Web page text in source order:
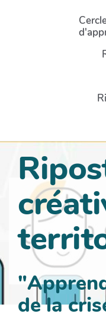
Aller au contenu
de la